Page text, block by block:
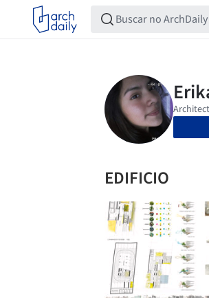
EDIFICIO